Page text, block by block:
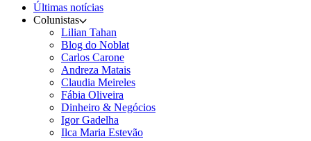
Últimas notícias
Colunistas
Lilian Tahan
Blog do Noblat
Carlos Carone
Andreza Matais
Claudia Meireles
Fábia Oliveira
Dinheiro & Negócios
Igor Gadelha
Ilca Maria Estevão